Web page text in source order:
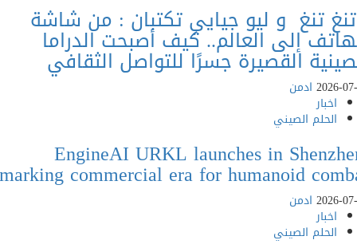
و ليو جيايي تكتبان : من شاشة
إلى العالم.. كيف أصبحت الدراما
القصيرة جسرًا للتواصل الثقافي
ادمن
الصيني
EngineAI URKL launches in
marking commercial era for humanoid
ادمن
الصيني